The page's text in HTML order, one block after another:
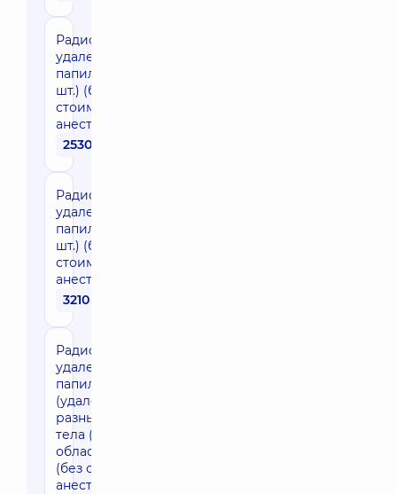
Радиоволновое
удаление
папиллом (1-5
шт.) (без
стоимости
анестезии)
2530 грн
Радиоволновое
удаление
папиллом (5-10
шт.) (без
стоимости
анестезии)
3210 грн
Радиоволновое
удаление
папиллом
(удаление в
разных участках
тела (пакетом)
область ввек)
(без стоимости
анестезии)